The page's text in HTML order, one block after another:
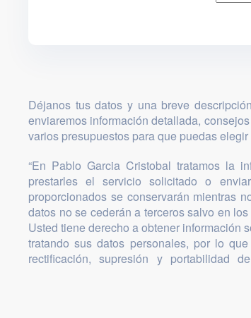
Déjanos tus datos y una breve
enviaremos información detallada,
varios presupuestos para que puedas
“En Pablo Garcia Cristobal tratamos la
prestarles el servicio solicitado o
proporcionados se conservarán mientras
datos no se cederán a terceros salvo en
Usted tiene derecho a obtener información
tratando sus datos personales, por lo
rectificación, supresión y portabilidad